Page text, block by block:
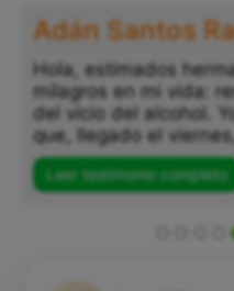
Adán Santos
Hola, estimados
milagros en mi vida:
del vicio del alcohol.
que, llegado el
Leer testimonio completo